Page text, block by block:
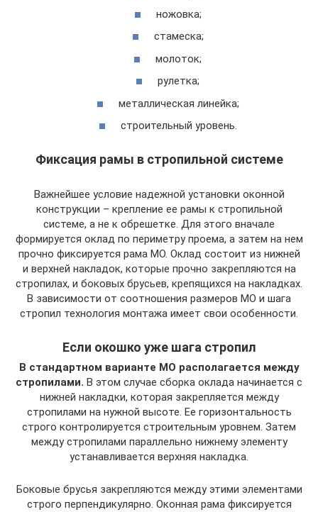
ножовка;
стамеска;
молоток;
рулетка;
металлическая линейка;
строительный уровень.
Фиксация рамы в стропильной системе
Важнейшее условие надежной установки оконной
конструкции – крепление ее рамы к стропильной
системе, а не к обрешетке. Для этого вначале
формируется оклад по периметру проема, а затем на нем
прочно фиксируется рама МО. Оклад состоит из нижней
и верхней накладок, которые прочно закрепляются на
стропилах, и боковых брусьев, крепящихся на накладках.
В зависимости от соотношения размеров МО и шага
стропил технология монтажа имеет свои особенности.
Если окошко уже шага стропил
В стандартном варианте МО располагается между
стропилами. В этом случае сборка оклада начинается с
нижней накладки, которая закрепляется между
стропилами на нужной высоте. Ее горизонтальность
строго контролируется строительным уровнем. Затем
между стропилами параллельно нижнему элементу
устанавливается верхняя накладка.
Боковые брусья закрепляются между этими элементами
строго перпендикулярно. Оконная рама фиксируется